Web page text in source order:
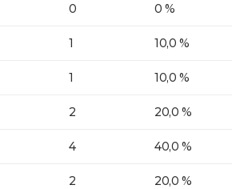
0 0 %
1 10,0 %
1 10,0 %
2 20,0 %
4 40,0 %
2 20,0 %